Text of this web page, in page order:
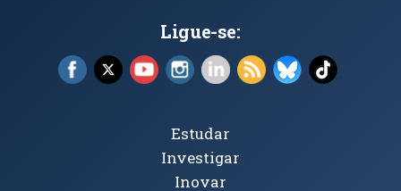
Ligue-se:
Facebook (abre em nova janela)
X (abre em nova janela)
YouTube (abre em nova janela)
Instagram (abre em nova janela)
LinkedIn (abre em nova
RSS (abre em nova
Bluesky (abre
TikTok
Tópicos Principais
Estudar
Investigar
Inovar